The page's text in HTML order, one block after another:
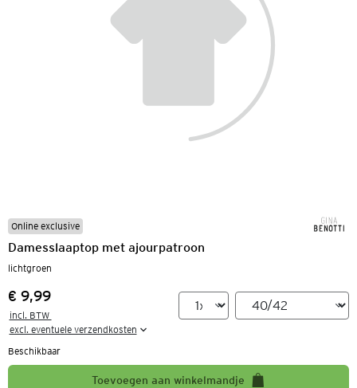
Online exclusive
Damesslaaptop met ajourpatroon
lichtgroen
Prijs:
€ 9,99
incl. BTW
excl. eventuele verzendkosten
Beschikbaar
Toevoegen aan winkelmandje